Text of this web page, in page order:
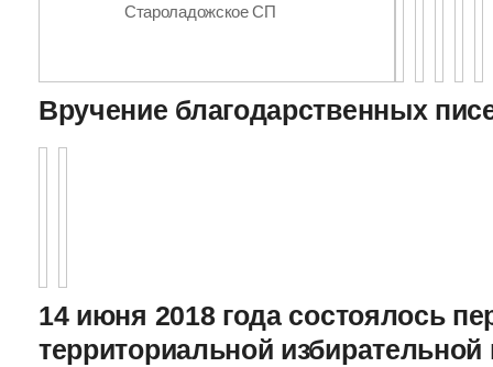
Староладожское СП
Вручение благодарственных
14 июня 2018 года состоялось
территориальной